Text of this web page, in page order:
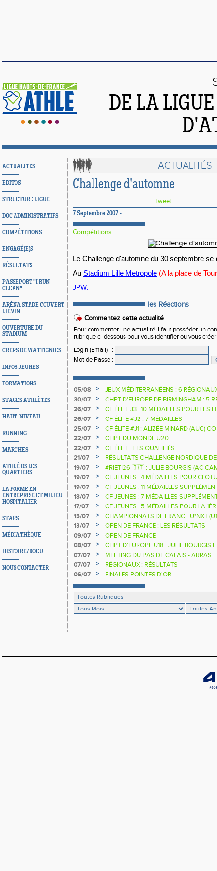
DE LA
ACTUALITÉS
EDITOS
STRUCTURE LIGUE
DOC ADMINISTRATIFS
COMPÉTITIONS
ENGAGÉ(E)S
RÉSULTATS
PASSEPORT "I RUN
CLEAN"
ARÉNA STADE COUVERT
LIÉVIN
OUVERTURE DU
STADIUM
CREPS DE WATTIGNIES
INFOS JEUNES
FORMATIONS
STAGES ATHLÈTES
HAUT-NIVEAU
RUNNING
MARCHES
ATHLÉ DS LES
QUARTIERS
LA FORME EN
ENTREPRISE ET MILIEU
HOSPITALIER
STARS
MÉDIATHÈQUE
HISTOIRE/DOCU
NOUS CONTACTER
ACTUALITÉS
Challenge d'automne
Tweet
7 Septembre 2007 -
Compétitions
Le Challenge d'automne du 30 septembre
Au Stadium Lille Metropole (A la place de
JPW.
les Réactions
Commentez cette actualité
Pour commenter une actualité il faut posséder un
rubrique ci-dessous pour vous identifier ou vous
Login (Email)
:
Mot de Passe :
05/08 >
JEUX MÉDITERRANÉENS : 6
30/07
>
CHPT D'EUROPE DE BIRMINGHAM : 5
26/07
>
CF ÉLITE J3 : 10 MÉDAILLES POUR LES
26/07
>
CF ÉLITE #J2 : 7 MÉDAILLES
25/07
>
CF ÉLITE #J1 : ALIZÉE MINARD (AUC)
NATIONALE
22/07 >
CHPT DU MONDE U20
22/07
>
CF ÉLITE : LES QUALIFIÉS
21/07
>
RÉSULTATS CHALLENGE NORDIQUE
2025 2026
19/07 >
#RIETI26 🇮🇹 : JULIE BOURGIS (AC
D'EUROPE U18 DE LA PERCHE
19/07 >
CF JEUNES : 4 MÉDAILLES POUR
19/07
>
CF JEUNES : 11 MÉDAILLES
18/07
>
CF JEUNES : 7 MÉDAILLES
17/07
>
CF JEUNES : 5 MÉDAILLES POUR LA
15/07
>
CHAMPIONNATS DE FRANCE U*NXT
13/07
>
OPEN DE FRANCE : LES RÉSULTATS
09/07
>
OPEN DE FRANCE
08/07
>
CHPT D'EUROPE U18 : JULIE BOURGIS
07/07
>
MEETING DU PAS DE CALAIS - ARRAS
07/07
>
RÉGIONAUX : RÉSULTATS
06/07
> FINALES POINTES D'OR